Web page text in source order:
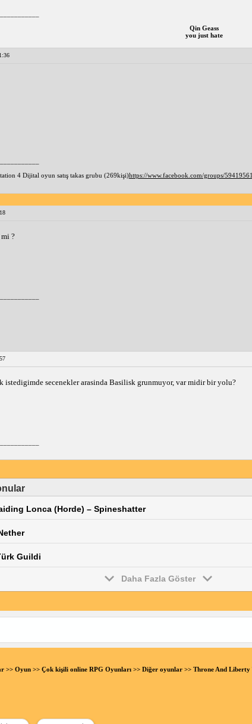
Qin Geass
you just hate
4 Dijital oyun satış takas grubu (269kişi)https://www.facebook.com/groups/
?
istedigimde secenekler arasinda Basilisk grunmuyor, var midir bir yolu?
Lonca (Horde) – Spineshatter
Guildi
Daha Fazla Göster
>> Oyun>> Çok kişili online RPG Oyunları>> Diğer oyunlar>> Throne And Liberty